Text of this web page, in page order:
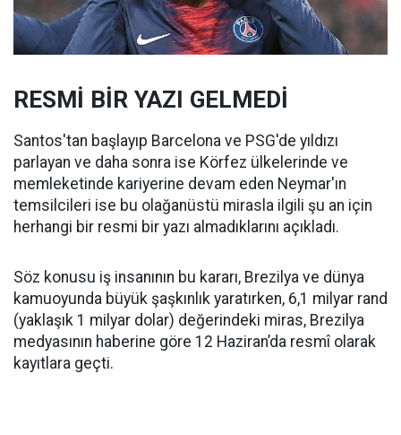
RESMİ BİR YAZI GELMEDİ
Santos'tan başlayıp Barcelona ve PSG'de yıldızı
parlayan ve daha sonra ise Körfez ülkelerinde ve
memleketinde kariyerine devam eden Neymar'ın
temsilcileri ise bu olağanüstü mirasla ilgili şu an için
herhangi bir resmi bir yazı almadıklarını açıkladı.
Söz konusu iş insanının bu kararı, Brezilya ve dünya
kamuoyunda büyük şaşkınlık yaratırken, 6,1 milyar rand
(yaklaşık 1 milyar dolar) değerindeki miras, Brezilya
medyasının haberine göre 12 Haziran’da resmî olarak
kayıtlara geçti.